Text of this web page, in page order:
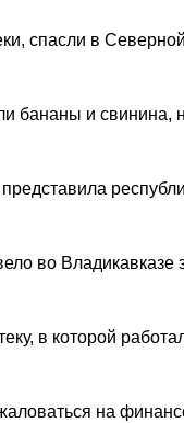
спасли в
бананы и свинина,
во Владикавказе
в которой
на